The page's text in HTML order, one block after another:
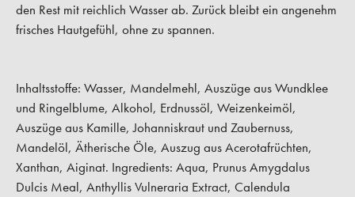
den Rest mit reichlich Wasser ab. Zurück bleibt ein angenehm
frisches Hautgefühl, ohne zu spannen.
Inhaltsstoffe: Wasser, Mandelmehl, Auszüge aus Wundklee
und Ringelblume, Alkohol, Erdnussöl, Weizenkeimöl,
Auszüge aus Kamille, Johanniskraut und Zaubernuss,
Mandelöl, Ätherische Öle, Auszug aus Acerotafrüchten,
Xanthan, Aiginat. Ingredients: Aqua, Prunus Amygdalus
Dulcis Meal, Anthyllis Vulneraria Extract, Calendula